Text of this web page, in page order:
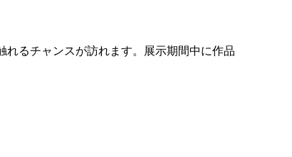
るチャンスが訪れます。展示期間中に作品